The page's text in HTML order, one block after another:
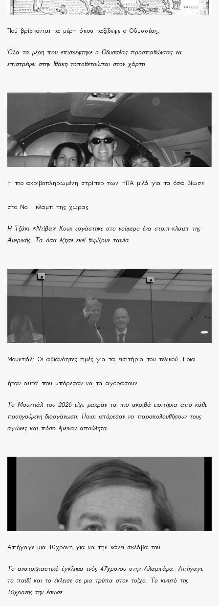
Πού βρίσκονται τα μέρη όπου ταξίδεψε ο Οδυσσέας;
Όλα τα μέρη που επισκέφτηκε ο Οδυσσέας προσπαθώντας να
επιστρέψει στην Ιθάκη τοποθετούνται στον χάρτη
H πιο ακριβοπληρωμένη στρίπερ των ΗΠΑ μιλά για τα όσα βίωσε
στο Νο.1 κλαμπ της χώρας
Η Τζάκι «Ντίβα» Κουκ εργάστηκε στο νούμερο ένα στριπ-κλαμπ της
Αμερικής. Τα όσα έζησε εκεί θυμίζουν ταινία
Μουντιάλ: Οι αδιανόητες τιμές για τα εισιτήρια του τελικού. Ποιοι
ήταν αυτοί που μπόρεσαν να τα αγοράσουν
Το Μουντιάλ του 2026 είχε μακράν τα πιο ακριβά εισιτήρια από κάθε
προηγούμενη διοργάνωση. Ποιοι μπόρεσαν να παρακολουθήσουν τους
αγώνες και πόσο έμειναν απούλητα
Απήγαγε μια 10χρονη για να την κάνει σκλάβα του
Το ανατριχιαστικό έγκλημα ενός 47χρονου στην Αλαμπάμα. Απήγαγε
το παιδί και το έκλεισε σε μια τρύπα στον τοίχο. Το κινητό της
10χρονης την έσωσε